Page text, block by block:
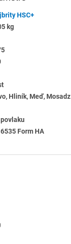
HSC+
kg
Hliník, Meď, Mosadz
povlaku
6535 Form HA